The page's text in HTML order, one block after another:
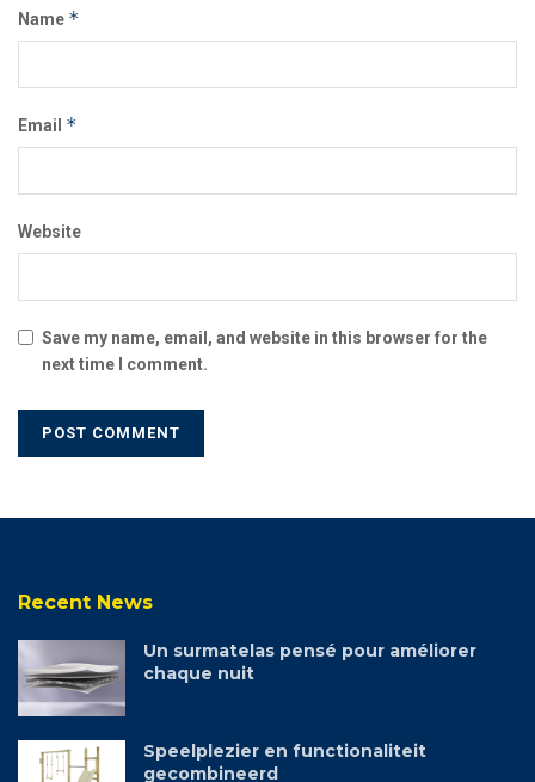
Name *
Email *
Website
Save my name, email, and website in this browser for the
next time I comment.
Recent News
Un surmatelas pensé pour améliorer
chaque nuit
Speelplezier en functionaliteit
gecombineerd